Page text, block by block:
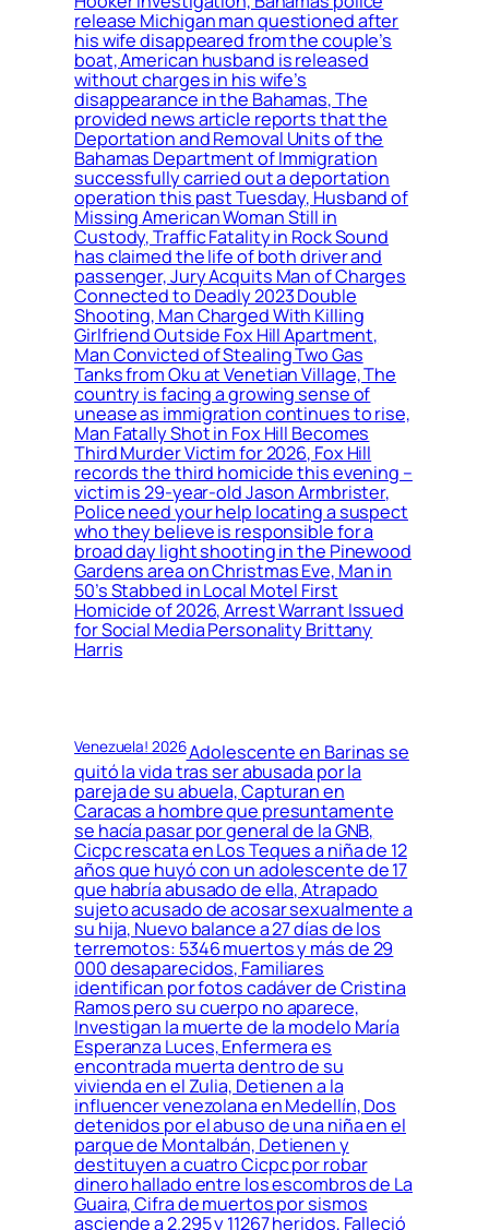
release Michigan man questioned after
his wife disappeared from the couple’s
boat, American husband is released
without charges in his wife’s
disappearance in the Bahamas, The
provided news article reports that the
Deportation and Removal Units of the
Bahamas Department of Immigration
successfully carried out a deportation
operation this past Tuesday, Husband of
Missing American Woman Still in
Custody, Traffic Fatality in Rock Sound
has claimed the life of both driver and
passenger, Jury Acquits Man of Charges
Connected to Deadly 2023 Double
Shooting, Man Charged With Killing
Girlfriend Outside Fox Hill Apartment,
Man Convicted of Stealing Two Gas
Tanks from Oku at Venetian Village, The
country is facing a growing sense of
unease as immigration continues to rise,
Man Fatally Shot in Fox Hill Becomes
Third Murder Victim for 2026, Fox Hill
records the third homicide this evening –
victim is 29-year-old Jason Armbrister,
Police need your help locating a suspect
who they believe is responsible for a
broad day light shooting in the Pinewood
Gardens area on Christmas Eve, Man in
50’s Stabbed in Local Motel First
Homicide of 2026, Arrest Warrant Issued
for Social Media Personality Brittany
Harris
Venezuela! 2026Adolescente en Barinas se
quitó la vida tras ser abusada por la
pareja de su abuela, Capturan en
Caracas a hombre que presuntamente
se hacía pasar por general de la GNB,
Cicpc rescata en Los Teques a niña de 12
años que huyó con un adolescente de 17
que habría abusado de ella, Atrapado
sujeto acusado de acosar sexualmente a
su hija, Nuevo balance a 27 días de los
terremotos: 5346 muertos y más de 29
000 desaparecidos, Familiares
identifican por fotos cadáver de Cristina
Ramos pero su cuerpo no aparece,
Investigan la muerte de la modelo María
Esperanza Luces, Enfermera es
encontrada muerta dentro de su
vivienda en el Zulia, Detienen a la
influencer venezolana en Medellín, Dos
detenidos por el abuso de una niña en el
parque de Montalbán, Detienen y
destituyen a cuatro Cicpc por robar
dinero hallado entre los escombros de La
Guaira, Cifra de muertos por sismos
asciende a 2.295 y 11267 heridos, Falleció